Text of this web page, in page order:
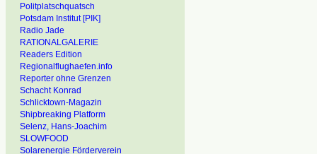
Politplatschquatsch
Potsdam Institut [PIK]
Radio Jade
RATIONALGALERIE
Readers Edition
Regionalflughaefen.info
Reporter ohne Grenzen
Schacht Konrad
Schlicktown-Magazin
Shipbreaking Platform
Selenz, Hans-Joachim
SLOWFOOD
Solarenergie Förderverein